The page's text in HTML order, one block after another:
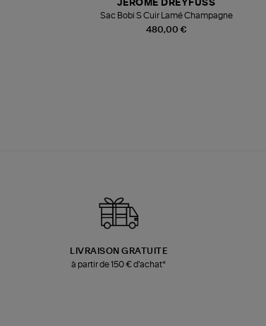
480,00 €
JEROME DREYFUSS
Sac Bobi S Cuir Lamé Champagne
LIVRAISON GRATUITE
à partir de 150 € d'achat*